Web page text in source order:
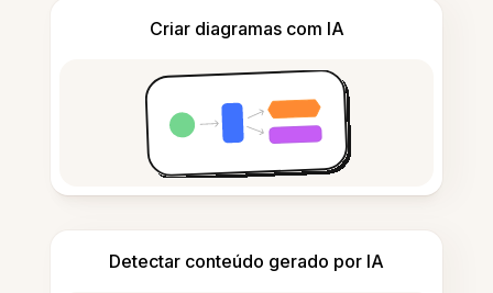
Criar diagramas com IA
Detectar conteúdo gerado por IA